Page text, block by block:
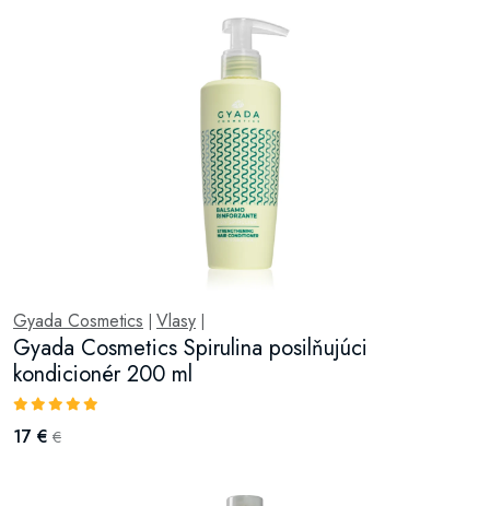
Gyada Cosmetics Vlasy
Gyada Cosmetics Spirulina posilňujúci
kondicionér 200 ml
17 € €